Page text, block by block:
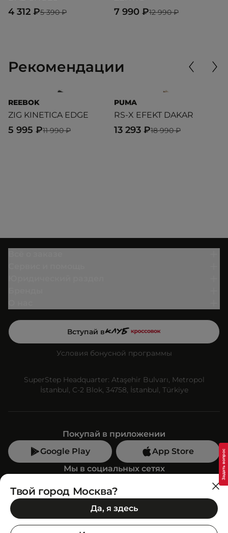
5 390 ₽
4 312 ₽ 12 990 ₽
7 990 ₽
Рекомендации
REEBOK
ZIG KINETICA EDGE
11 990 ₽
5 995 ₽
PUMA
RS-X EFEKT DAKAR
18 990 ₽
13 293 ₽
Вступай в
Условия бонусной программы
SuperStep Headquarter: Ataşehir Bulvarı, Metropol
İstanbul, C-2 Blok, 34758, İstanbul, Türkiye
Покупай в приложении
Google Play
App Store
Мы в социальных сетях
Позвони нам
+7 (499) 350-55-33
C 10:00 до 19:00
Твой город Москва?
Да, я здесь